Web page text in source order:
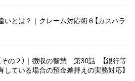
いとは？｜クレーム対応術６【カスハラ
その２）｜徴収の智慧 第30話 【銀行等
している場合の預金差押えの実務対応】